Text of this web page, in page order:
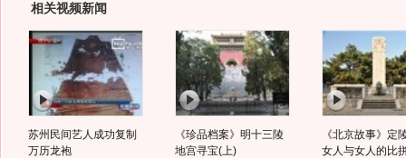
相关视频新闻
苏州民间艺人成功复制
万历龙袍
《珍品档案》明十三陵
地宫寻宝(上)
《北京故事》定
女人与女人的比